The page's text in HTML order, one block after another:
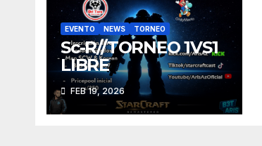
EVENTO NEWS TORNEO
Sc-R//TORNEO 1VS1
LIBRE
FEB 19, 2026